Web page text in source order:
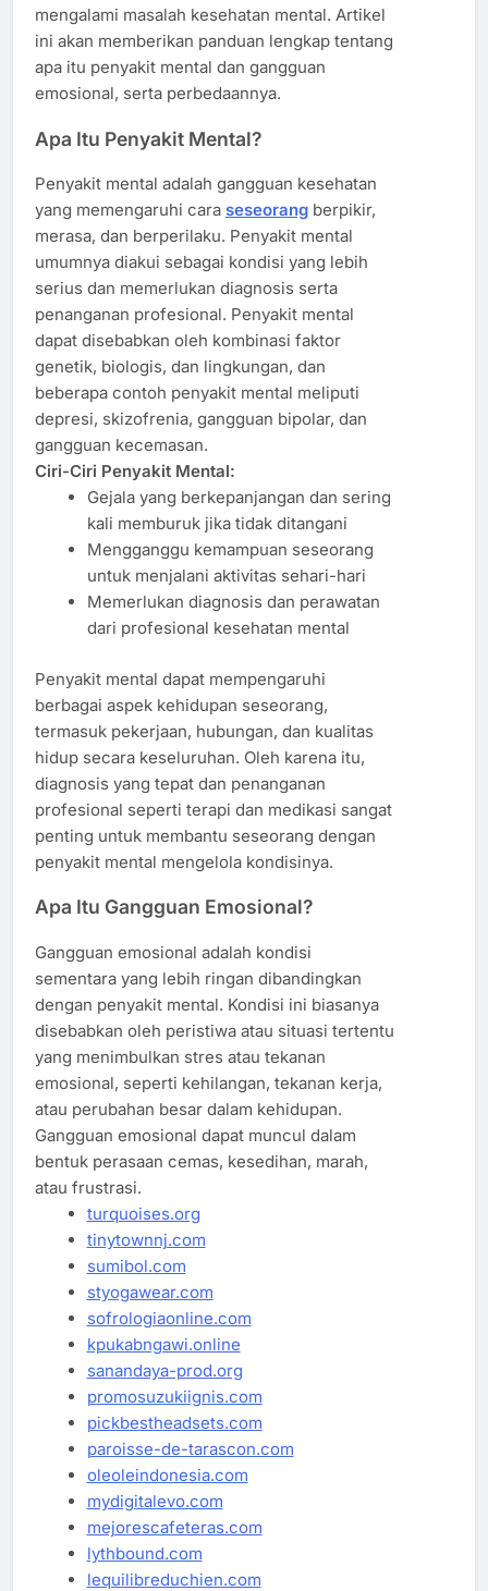
mengalami masalah kesehatan mental. Artikel
ini akan memberikan panduan lengkap tentang
apa itu penyakit mental dan gangguan
emosional, serta perbedaannya.
Apa Itu Penyakit Mental?
Penyakit mental adalah gangguan kesehatan
yang memengaruhi cara seseorang berpikir,
merasa, dan berperilaku. Penyakit mental
umumnya diakui sebagai kondisi yang lebih
serius dan memerlukan diagnosis serta
penanganan profesional. Penyakit mental
dapat disebabkan oleh kombinasi faktor
genetik, biologis, dan lingkungan, dan
beberapa contoh penyakit mental meliputi
depresi, skizofrenia, gangguan bipolar, dan
gangguan kecemasan.
Ciri-Ciri Penyakit Mental:
Gejala yang berkepanjangan dan sering
kali memburuk jika tidak ditangani
Mengganggu kemampuan seseorang
untuk menjalani aktivitas sehari-hari
Memerlukan diagnosis dan perawatan
dari profesional kesehatan mental
Penyakit mental dapat mempengaruhi
berbagai aspek kehidupan seseorang,
termasuk pekerjaan, hubungan, dan kualitas
hidup secara keseluruhan. Oleh karena itu,
diagnosis yang tepat dan penanganan
profesional seperti terapi dan medikasi sangat
penting untuk membantu seseorang dengan
penyakit mental mengelola kondisinya.
Apa Itu Gangguan Emosional?
Gangguan emosional adalah kondisi
sementara yang lebih ringan dibandingkan
dengan penyakit mental. Kondisi ini biasanya
disebabkan oleh peristiwa atau situasi tertentu
yang menimbulkan stres atau tekanan
emosional, seperti kehilangan, tekanan kerja,
atau perubahan besar dalam kehidupan.
Gangguan emosional dapat muncul dalam
bentuk perasaan cemas, kesedihan, marah,
atau frustrasi.
turquoises.org
tinytownnj.com
sumibol.com
styogawear.com
sofrologiaonline.com
kpukabngawi.online
sanandaya-prod.org
promosuzukiignis.com
pickbestheadsets.com
paroisse-de-tarascon.com
oleoleindonesia.com
mydigitalevo.com
mejorescafeteras.com
lythbound.com
lequilibreduchien.com